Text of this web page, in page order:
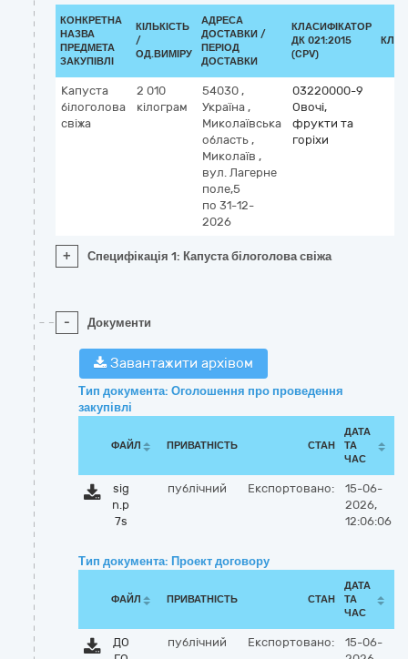
КОНКРЕТНА
НАЗВА
ПРЕДМЕТА
ЗАКУПІВЛІ
КІЛЬКІСТЬ
/
ОД.ВИМІРУ
АДРЕСА
ДОСТАВКИ /
ПЕРІОД
ДОСТАВКИ
КЛАСИФІКАТОР
ДК 021:2015
(CPV)
Капуста
білоголова
свіжа
2 010
кілограм
54030 ,
Україна ,
Миколаївська
область ,
Миколаїв ,
вул. Лагерне
поле,5
по 31-12-
2026
03220000-9
Овочі,
фрукти та
горіхи
+ Специфікація 1: Капуста білоголова свіжа
- Документи
Завантажити архівом
Тип документа: Оголошення про проведення
закупівлі
ФАЙЛ ПРИВАТНІСТЬ СТАН
ДАТА
ТА
ЧАС
sig
n.p
7s
публічний Експортовано:
15-06-
2026,
12:06:06
Тип документа: Проект договору
ФАЙЛ ПРИВАТНІСТЬ СТАН
ДАТА
ТА
ЧАС
ДО
публічний Експортовано:
15-06-